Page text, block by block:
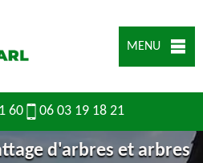
MENU
60 06 03 19 18 21
d'arbres et arbres